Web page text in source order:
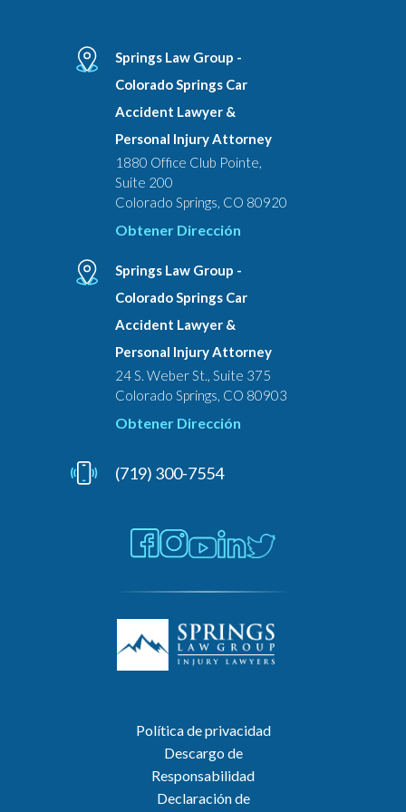
Springs Law Group -
Colorado Springs Car
Accident Lawyer &
Personal Injury Attorney
1880 Office Club Pointe,
Suite 200
Colorado Springs, CO 80920
Obtener Dirección
Springs Law Group -
Colorado Springs Car
Accident Lawyer &
Personal Injury Attorney
24 S. Weber St., Suite 375
Colorado Springs, CO 80903
Obtener Dirección
(719) 300-7554
Política de privacidad
Descargo de
Responsabilidad
Declaración de